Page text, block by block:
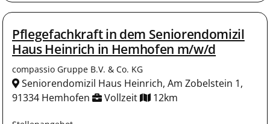
Pflegefachkraft in dem Seniorendomizil
Haus Heinrich in Hemhofen m/w/d
compassio Gruppe B.V. & Co. KG
Seniorendomizil Haus Heinrich, Am Zobelstein 1,
91334 Hemhofen
Vollzeit 12km